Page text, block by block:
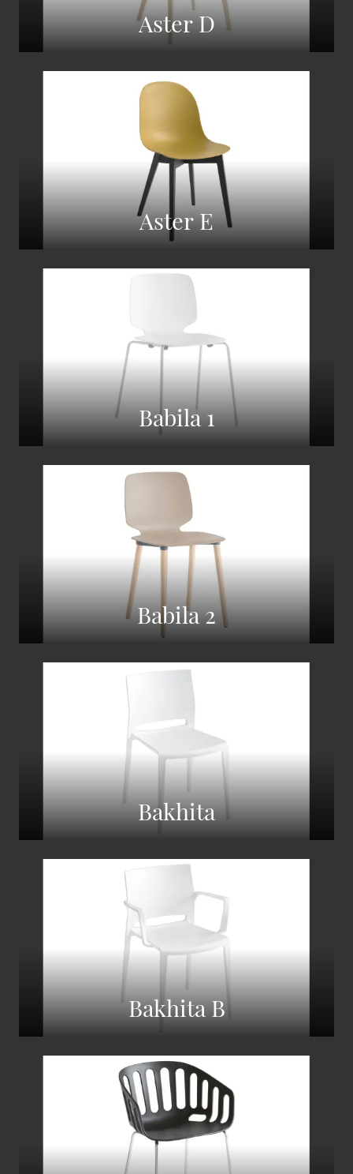
Aster D
Aster E
Babila 1
Babila 2
Bakhita
Bakhita B